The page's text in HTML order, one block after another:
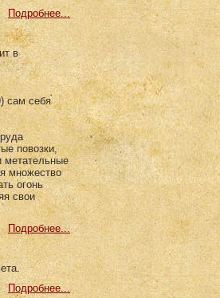
Подробнее...
в
сам себя
повозки,
метательные
множество
огонь
свои
Подробнее...
Подробнее...